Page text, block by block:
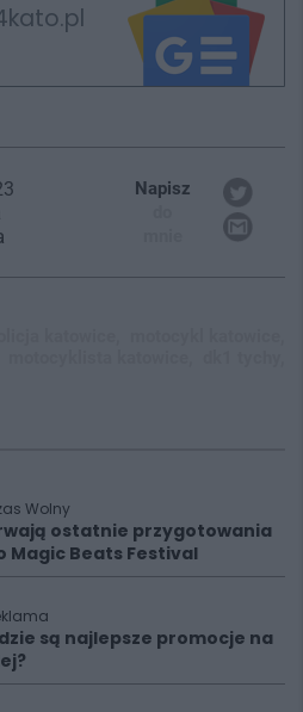
Napisz
Wolny
ostatnie przygotowania
Magic Beats Festival
są najlepsze promocje na